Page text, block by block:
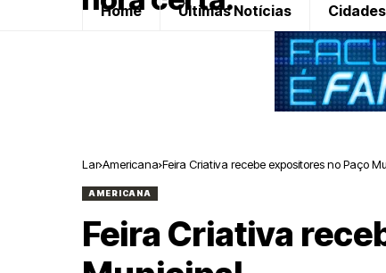
Home Últimas Notícias Cidades
Lar Americana Feira Criativa recebe expositores no Paço
AMERICANA
Feira Criativa